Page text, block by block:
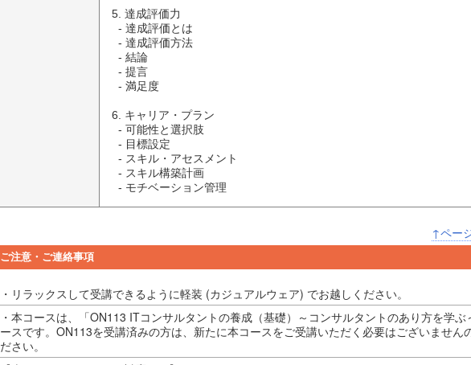
5. 達成評価力
6. キャリア・プラン
  - モチベーション管理
↑ペー
ご注意・ご連絡事項
・リラックスして受講できるように軽装 (カジュアルウェア) でお越しください。
・本コースは、「ON113 ITコンサルタントの養成（基礎）～コンサルタントのあり方を学ぶ
ースです。ON113を受講済みの方は、新たに本コースをご受講いただく必要はございません
ださい。